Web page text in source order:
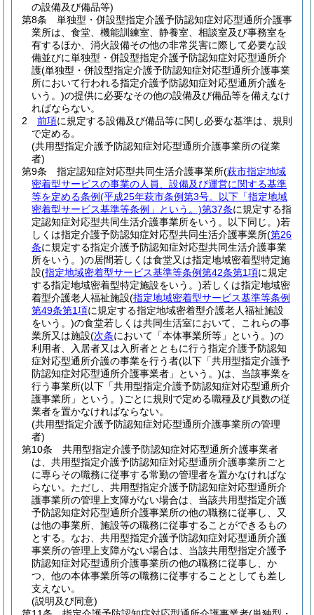
の設備及び備品等)
第8条
単独型・併設型指定介護予防認知症対応型通所介護事
業所は、食堂、機能訓練室、静養室、相談室及び事務室を
有するほか、消火設備その他の非常災害に際して必要な設
備並びに単独型・併設型指定介護予防認知症対応型通所介
護(単独型・併設型指定介護予防認知症対応型通所介護事業
所において行われる指定介護予防認知症対応型通所介護を
いう。)の提供に必要なその他の設備及び備品等を備えなけ
ればならない。
2
前項に規定する設備及び備品等に関し必要な基準は、規則
で定める。
(共用型指定介護予防認知症対応型通所介護事業所の従業
者)
第9条
指定認知症対応型共同生活介護事業所(萩市指定地域
密着型サービスの事業の人員、設備及び運営に関する基準
等を定める条例(平成25年萩市条例第3号。以下「指定地域
密着型サービス基準等条例」という。)第37条に規定する指
定認知症対応型共同生活介護事業所をいう。以下同じ。)若
しくは指定介護予防認知症対応型共同生活介護事業所(第26
条に規定する指定介護予防認知症対応型共同生活介護事業
所をいう。)の居間若しくは食堂又は指定地域密着型特定施
設(指定地域密着型サービス基準等条例第42条第1項に規定
する指定地域密着型特定施設をいう。)若しくは指定地域密
着型介護老人福祉施設(指定地域密着型サービス基準等条例
第49条第1項に規定する指定地域密着型介護老人福祉施設
をいう。)の食堂若しくは共同生活室において、これらの事
業所又は施設(次条において「本体事業所等」という。)の
利用者、入居者又は入所者とともに行う指定介護予防認知
症対応型通所介護の事業を行う者(以下「共用型指定介護予
防認知症対応型通所介護事業者」という。)は、当該事業を
行う事業所(以下「共用型指定介護予防認知症対応型通所介
護事業所」という。)ごとに規則で定める職種及び員数の従
業者を置かなければならない。
(共用型指定介護予防認知症対応型通所介護事業所の管理
者)
第10条
共用型指定介護予防認知症対応型通所介護事業者
は、共用型指定介護予防認知症対応型通所介護事業所ごと
に専らその職務に従事する常勤の管理者を置かなければな
らない。 ただし、共用型指定介護予防認知症対応型通所介
護事業所の管理上支障がない場合は、当該共用型指定介護
予防認知症対応型通所介護事業所の他の職務に従事し、又
は他の事業所、施設等の職務に従事することができるもの
とする。 なお、共用型指定介護予防認知症対応型通所介護
事業所の管理上支障がない場合は、当該共用型指定介護予
防認知症対応型通所介護事業所の他の職務に従事し、か
つ、他の本体事業所等の職務に従事することとしても差し
支えない。
(説明及び同意)